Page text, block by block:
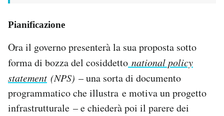
Pianificazione
Ora il governo presenterà la sua proposta sotto
forma di bozza del cosiddetto national policy
statement (NPS) – una sorta di documento
programmatico che illustra e motiva un progetto
infrastrutturale – e chiederà poi il parere dei